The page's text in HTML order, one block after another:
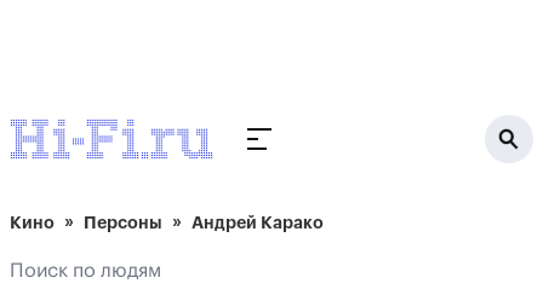
Кино Персоны Андрей Карако
Поиск по людям